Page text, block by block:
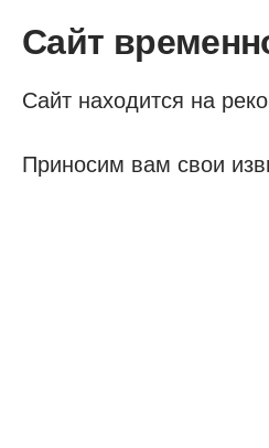
Сайт
Сайт находится на
Приносим вам свои